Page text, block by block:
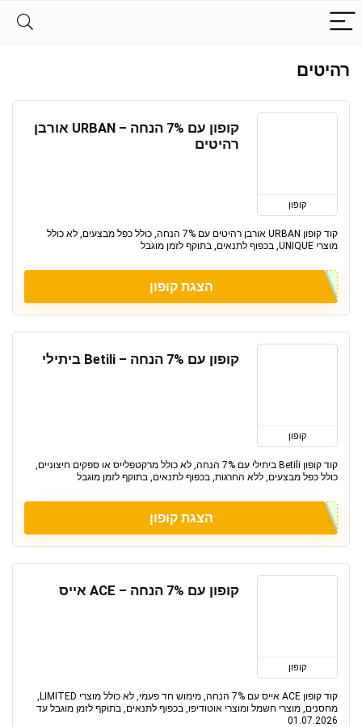
רהיטים
קופון
קופון עם 7% הנחה – URBAN אורבן
רהיטים
קוד קופון URBAN אורבן רהיטים עם 7% הנחה, כולל כפל מבצעים, לא כולל
מוצרי UNIQUE, בכפוף לתנאים, בתוקף לזמן מוגבל
הצגת קופון
קופון
קופון עם 7% הנחה – Betili ביתילי
קוד קופון Betili ביתילי עם 7% הנחה, לא כולל מרקטפלייס או ספקים חיצוניים,
כולל כפל מבצעים, ללא החרגות, בכפוף לתנאים, בתוקף לזמן מוגבל
הצגת קופון
קופון
קופון עם 7% הנחה – ACE אייס
קוד קופון ACE אייס עם 7% הנחה, מימוש חד פעמי, לא כולל מוצרי LIMITED,
מחסנים, מוצרי חשמל ומוצרי אוטודיפו, בכפוף לתנאים, בתוקף לזמן מוגבל עד
01.07.2026